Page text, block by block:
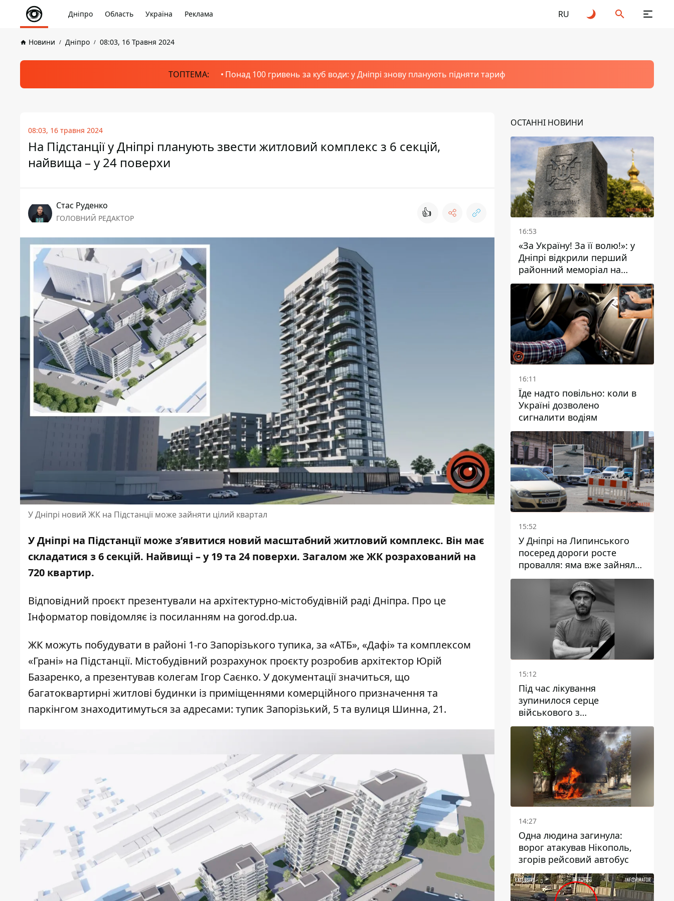
Дніпро Область Україна Реклама RU
Новини Дніпро 08:03, 16 Травня 2024
ТОПТЕМА: Понад 100 гривень за куб води: у Дніпрі знову планують підняти тариф
08:03, 16 травня 2024
На Підстанції у Дніпрі планують звести житловий комплекс з 6 секцій,
найвища – у 24 поверхи
Стас Руденко
ГОЛОВНИЙ РЕДАКТОР 👍
У Дніпрі новий ЖК на Підстанції може зайняти цілий квартал
У Дніпрі на Підстанції може з’явитися новий масштабний житловий комплекс. Він має
складатися з 6 секцій. Найвищі – у 19 та 24 поверхи. Загалом же ЖК розрахований на
720 квартир.
Відповідний проєкт презентували на архітектурно-містобудівній раді Дніпра. Про це
Інформатор повідомляє із посиланням на gorod.dp.ua.
ЖК можуть побудувати в районі 1-го Запорізького тупика, за «АТБ», «Дафі» та комплексом
«Грані» на Підстанції. Містобудівний розрахунок проєкту розробив архітектор Юрій
Базаренко, а презентував колегам Ігор Саєнко. У документації значиться, що
багатоквартирні житлові будинки із приміщеннями комерційного призначення та
паркінгом знаходитимуться за адресами: тупик Запорізький, 5 та вулиця Шинна, 21.
ОСТАННІ НОВИНИ
16:53
«За Україну! За її волю!»: у
Дніпрі відкрили перший
районний меморіал на
честь полеглих Захисників
16:11
Їде надто повільно: коли в
Україні дозволено
сигналити водіям
15:52
У Дніпрі на Липинського
посеред дороги росте
провалля: яма вже зайняла
смугу руху
15:12
Під час лікування
зупинилося серце
військового з
Дніпропетровської області
Ростислава Лупашка
14:27
Одна людина загинула:
ворог атакував Нікополь,
згорів рейсовий автобус